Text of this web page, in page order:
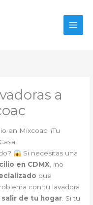
a
en Mixcoac: ¡Tu
Si necesitas una
en CDMX, ¡no
que
con tu lavadora
de tu hogar. Si tu